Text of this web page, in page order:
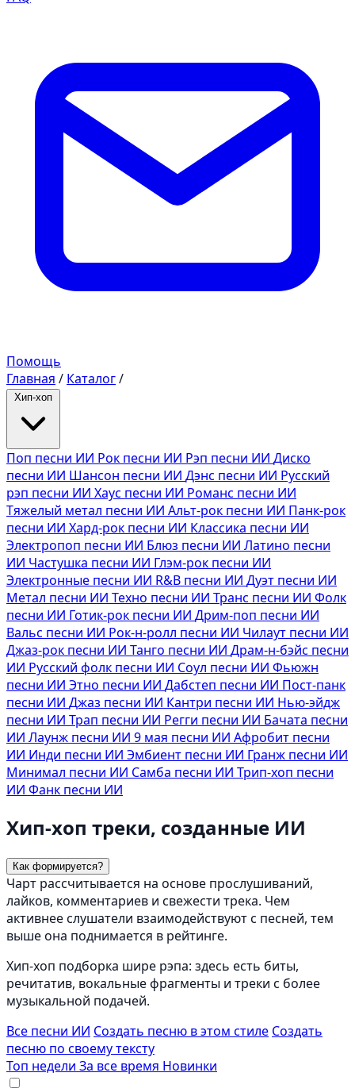
Помощь
Главная / Каталог/
Хип-хоп
Поп песни ИИ Рок песни ИИ Рэп песни ИИ Диско
песни ИИ Шансон песни ИИ Дэнс песни ИИ Русский
рэп песни ИИ Хаус песни ИИ Романс песни ИИ
Тяжелый метал песни ИИ Альт-рок песни ИИ Панк-рок
песни ИИ Хард-рок песни ИИ Классика песни ИИ
Электропоп песни ИИ Блюз песни ИИ Латино песни
ИИ Частушка песни ИИ Глэм-рок песни ИИ
Электронные песни ИИ R&B песни ИИ Дуэт песни ИИ
Метал песни ИИ Техно песни ИИ Транс песни ИИ Фолк
песни ИИ Готик-рок песни ИИ Дрим-поп песни ИИ
Вальс песни ИИ Рок-н-ролл песни ИИ Чилаут песни ИИ
Джаз-рок песни ИИ Танго песни ИИ Драм-н-бэйс песни
ИИ Русский фолк песни ИИ Соул песни ИИ Фьюжн
песни ИИ Этно песни ИИ Дабстеп песни ИИ Пост-панк
песни ИИ Джаз песни ИИ Кантри песни ИИ Нью-эйдж
песни ИИ Трап песни ИИ Регги песни ИИ Бачата песни
ИИ Лаунж песни ИИ 9 мая песни ИИ Афробит песни
ИИ Инди песни ИИ Эмбиент песни ИИ Гранж песни ИИ
Минимал песни ИИ Самба песни ИИ Трип-хоп песни
ИИ Фанк песни ИИ
Хип-хоп треки, созданные ИИ
Как формируется?
Чарт рассчитывается на основе прослушиваний,
лайков, комментариев и свежести трека. Чем
активнее слушатели взаимодействуют с песней, тем
выше она поднимается в рейтинге.
Хип-хоп подборка шире рэпа: здесь есть биты,
речитатив, вокальные фрагменты и треки с более
музыкальной подачей.
Все песни ИИ Создать песню в этом стиле Создать
песню по своему тексту
Топ недели За все время Новинки